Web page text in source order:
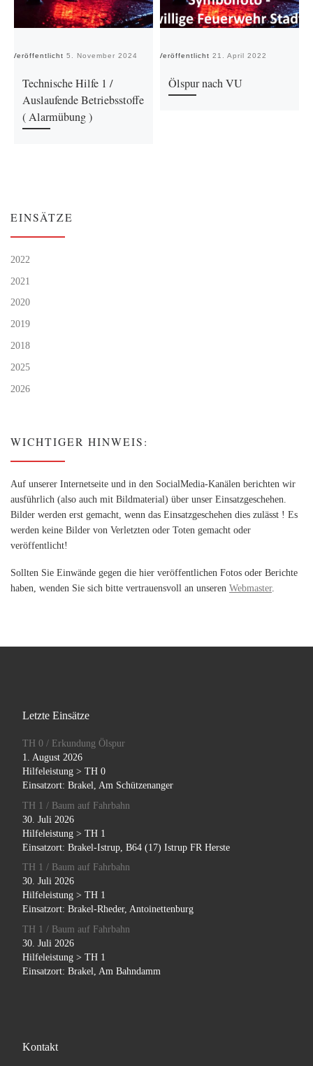
Veröffentlicht 5. November 2024
Technische Hilfe 1 /
Auslaufende Betriebsstoffe
( Alarmübung )
Veröffentlicht 21. April 2022
Ölspur nach VU
EINSÄTZE
2022
2021
2020
2019
2018
2025
2026
WICHTIGER HINWEIS:
Auf unserer Internetseite und in den SocialMedia-Kanälen berichten wir
ausführlich (also auch mit Bildmaterial) über unser Einsatzgeschehen.
Bilder werden erst gemacht, wenn das Einsatzgeschehen dies zulässt ! Es
werden keine Bilder von Verletzten oder Toten gemacht oder
veröffentlicht!
Sollten Sie Einwände gegen die hier veröffentlichen Fotos oder Berichte
haben, wenden Sie sich bitte vertrauensvoll an unseren Webmaster.
Letzte Einsätze
TH 0 / Erkundung Ölspur
1. August 2026
Hilfeleistung > TH 0
Einsatzort: Brakel, Am Schützenanger
TH 1 / Baum auf Fahrbahn
30. Juli 2026
Hilfeleistung > TH 1
Einsatzort: Brakel-Istrup, B64 (17) Istrup FR Herste
TH 1 / Baum auf Fahrbahn
30. Juli 2026
Hilfeleistung > TH 1
Einsatzort: Brakel-Rheder, Antoinettenburg
TH 1 / Baum auf Fahrbahn
30. Juli 2026
Hilfeleistung > TH 1
Einsatzort: Brakel, Am Bahndamm
Kontakt